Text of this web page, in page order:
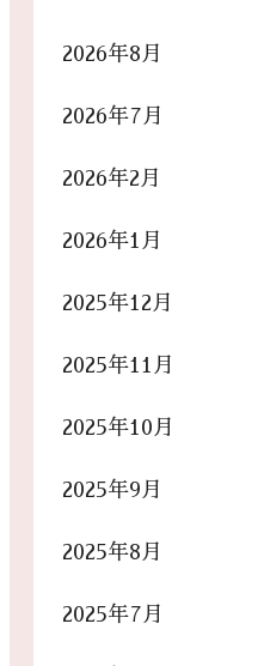
2026年8月
2026年7月
2026年2月
2026年1月
2025年12月
2025年11月
2025年10月
2025年9月
2025年8月
2025年7月